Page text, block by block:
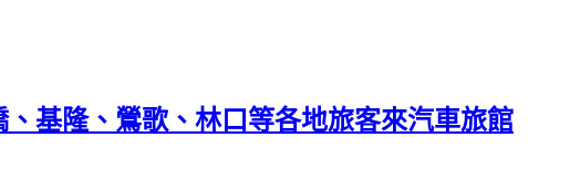
基隆、鶯歌、林口等各地旅客來汽車旅館